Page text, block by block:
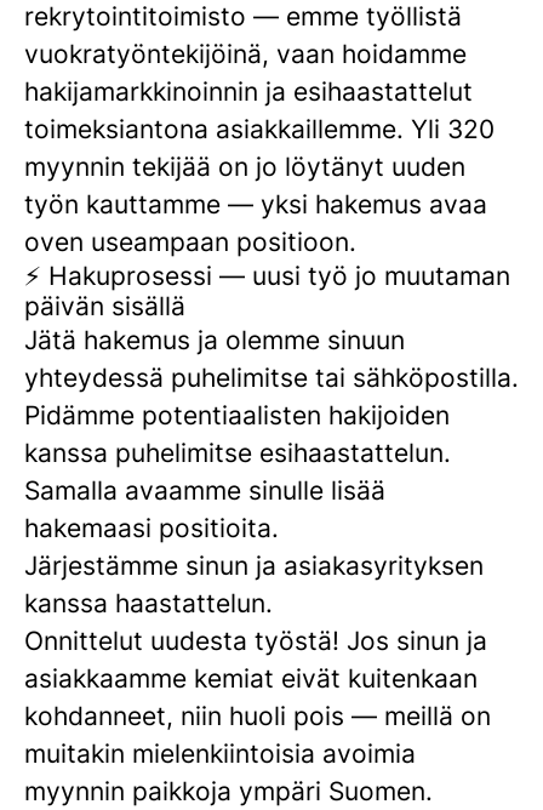
rekrytointitoimisto — emme työllistä
vuokratyöntekijöinä, vaan hoidamme
hakijamarkkinoinnin ja esihaastattelut
toimeksiantona asiakkaillemme. Yli 320
myynnin tekijää on jo löytänyt uuden
työn kauttamme — yksi hakemus avaa
oven useampaan positioon.
⚡ Hakuprosessi — uusi työ jo muutaman
päivän sisällä
Jätä hakemus ja olemme sinuun
yhteydessä puhelimitse tai sähköpostilla.
Pidämme potentiaalisten hakijoiden
kanssa puhelimitse esihaastattelun.
Samalla avaamme sinulle lisää
hakemaasi positioita.
Järjestämme sinun ja asiakasyrityksen
kanssa haastattelun.
Onnittelut uudesta työstä! Jos sinun ja
asiakkaamme kemiat eivät kuitenkaan
kohdanneet, niin huoli pois — meillä on
muitakin mielenkiintoisia avoimia
myynnin paikkoja ympäri Suomen.